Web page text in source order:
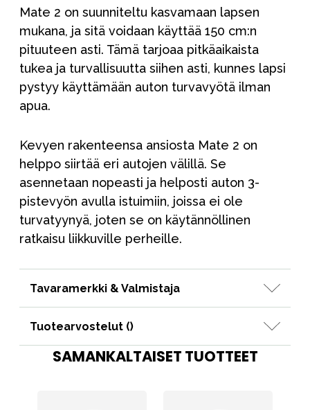
Mate 2 on suunniteltu kasvamaan lapsen
mukana, ja sitä voidaan käyttää 150 cm:n
pituuteen asti. Tämä tarjoaa pitkäaikaista
tukea ja turvallisuutta siihen asti, kunnes lapsi
pystyy käyttämään auton turvavyötä ilman
apua.
Kevyen rakenteensa ansiosta Mate 2 on
helppo siirtää eri autojen välillä. Se
asennetaan nopeasti ja helposti auton 3-
pistevyön avulla istuimiin, joissa ei ole
turvatyynyä, joten se on käytännöllinen
ratkaisu liikkuville perheille.
Tavaramerkki & Valmistaja
Tuotearvostelut ()
SAMANKALTAISET TUOTTEET